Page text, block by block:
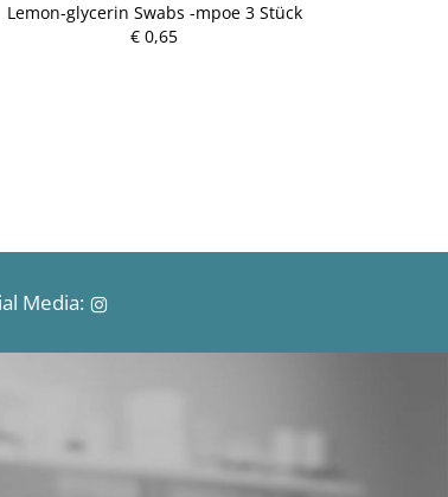
Lemon-glycerin Swabs -mpoe 3 Stück
€ 0,65
Media: